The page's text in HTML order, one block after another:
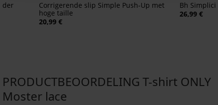
Corrigerende slip Simple Push-Up met
hoge taille
20,99 €
Bh
26,99 €
PRODUCTBEOORDELING T-shirt ONLY
Moster lace